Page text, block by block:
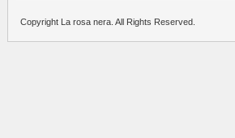
Copyright La rosa nera. All Rights Reserved.